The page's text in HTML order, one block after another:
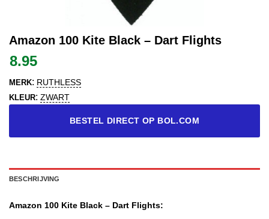
Amazon 100 Kite Black – Dart Flights
8.95
MERK: RUTHLESS
KLEUR: ZWART
BESTEL DIRECT OP BOL.COM
BESCHRIJVING
Amazon 100 Kite Black – Dart Flights: